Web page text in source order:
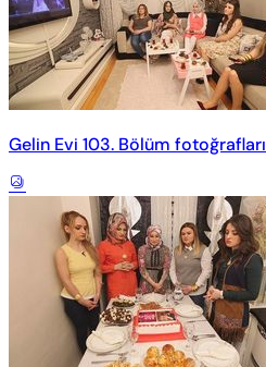
Gelin Evi 103. Bölüm fotoğrafları